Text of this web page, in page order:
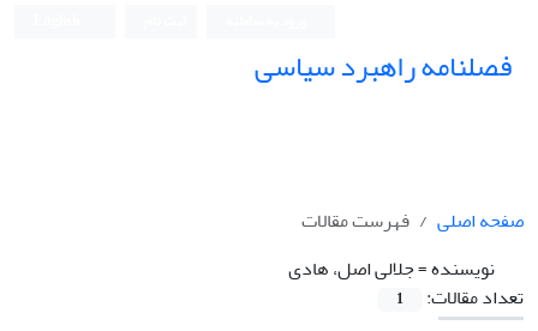
فصلنامه راهبرد سیاسی
صفحه اصلی
فهرست مقالات
نویسنده =جلالی اصل، هادی
تعداد مقالات:
1